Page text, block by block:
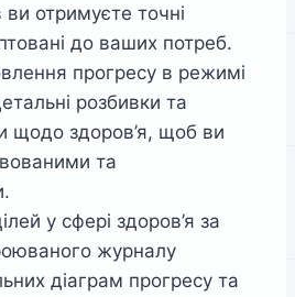
отримуєте точні
до ваших потреб.
прогресу в режимі
розбивки та
щодо здоров’я, щоб ви
та
у сфері здоров’я за
журналу
діаграм прогресу та